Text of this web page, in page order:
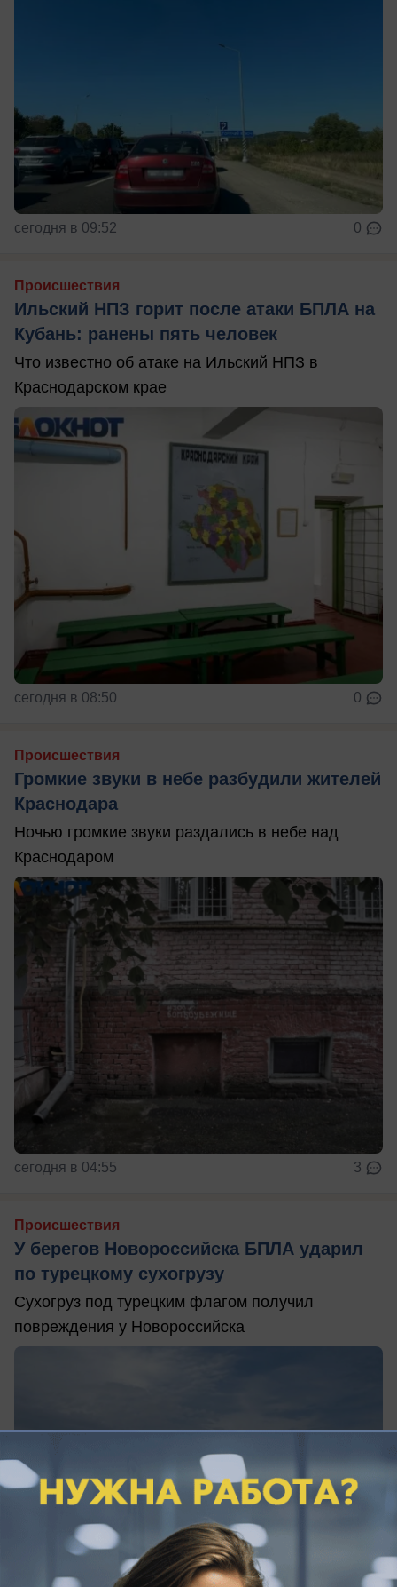
сегодня в 09:52 0
Происшествия
Ильский НПЗ горит после атаки БПЛА на
Кубань: ранены пять человек
Что известно об атаке на Ильский НПЗ в
Краснодарском крае
сегодня в 08:50 0
Происшествия
Громкие звуки в небе разбудили жителей
Краснодара
Ночью громкие звуки раздались в небе над
Краснодаром
сегодня в 04:55 3
Происшествия
У берегов Новороссийска БПЛА ударил
по турецкому сухогрузу
Сухогруз под турецким флагом получил
повреждения у Новороссийска